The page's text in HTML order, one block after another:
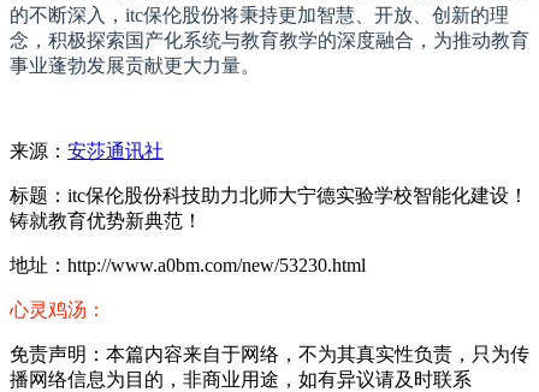
的不断深入，itc保伦股份将秉持更加智慧、开放、创新的理
念，积极探索国产化系统与教育教学的深度融合，为推动教育
事业蓬勃发展贡献更大力量。
来源： 安莎通讯社
标题：itc保伦股份科技助力北师大宁德实验学校智能化建设！
铸就教育优势新典范！
地址：http://www.a0bm.com/new/53230.html
心灵鸡汤：
免责声明：本篇内容来自于网络，不为其真实性负责，只为传
播网络信息为目的，非商业用途，如有异议请及时联系